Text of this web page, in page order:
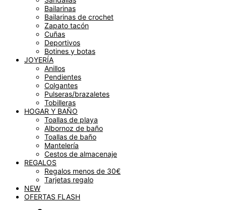
Bailarinas
Bailarinas de crochet
Zapato tacón
Cuñas
Deportivos
Botines y botas
JOYERÍA
Anillos
Pendientes
Colgantes
Pulseras/brazaletes
Tobilleras
HOGAR Y BAÑO
Toallas de playa
Albornoz de baño
Toallas de baño
Mantelería
Cestos de almacenaje
REGALOS
Regalos menos de 30€
Tarjetas regalo
NEW
OFERTAS FLASH